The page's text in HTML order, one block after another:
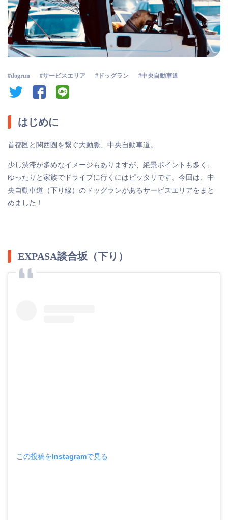
dogrun サービスエリア ドッグラン 中央自動車道
twitter facebook
はじめに
首都圏と関西圏を繋ぐ大動脈、中央自動車道。
少し渋滞が多めなイメージもありますが、絶景ポイントも多く、
ゆったりと家族でドライブに行くにはピッタリです。今回は、中
央自動車道（下り線）のドッグランがあるサービスエリアをまと
めました！
EXPASA談合坂（下り）
この投稿をInstagramで見る